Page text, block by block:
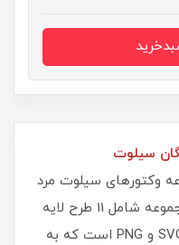
سیلوت
وکتورهای سیلوت مرد
متاباران را از دست ندهید! این مجموعه شامل 11 طرح لایه
باز و قابل ویرایش در فرمت‌های SVG و PNG است که به